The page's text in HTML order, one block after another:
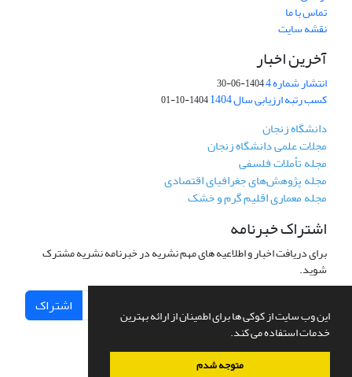
این وب سایت از کوکی ها برای اطمینان از ارائه بهترین
خدمات استفاده می کند.
متوجه شدم
تماس با ما
نقشه سایت
آخرین اخبار
انتشار شماره 4 1404-06-30
کسب رتبه ارزیابی سال 1404 1404-10-01
دانشگاه زنجان
مجلات علمی دانشگاه زنجان
مجله تأملات فلسفی
مجله پژوهش‌های جغرافیای اقتصادی
مجله معماری اقلیم گرم و خشک
اشتراک خبرنامه
برای دریافت اخبار و اطلاعیه های مهم نشریه در خبرنامه نشریه مشترک
شوید.
اشتراک